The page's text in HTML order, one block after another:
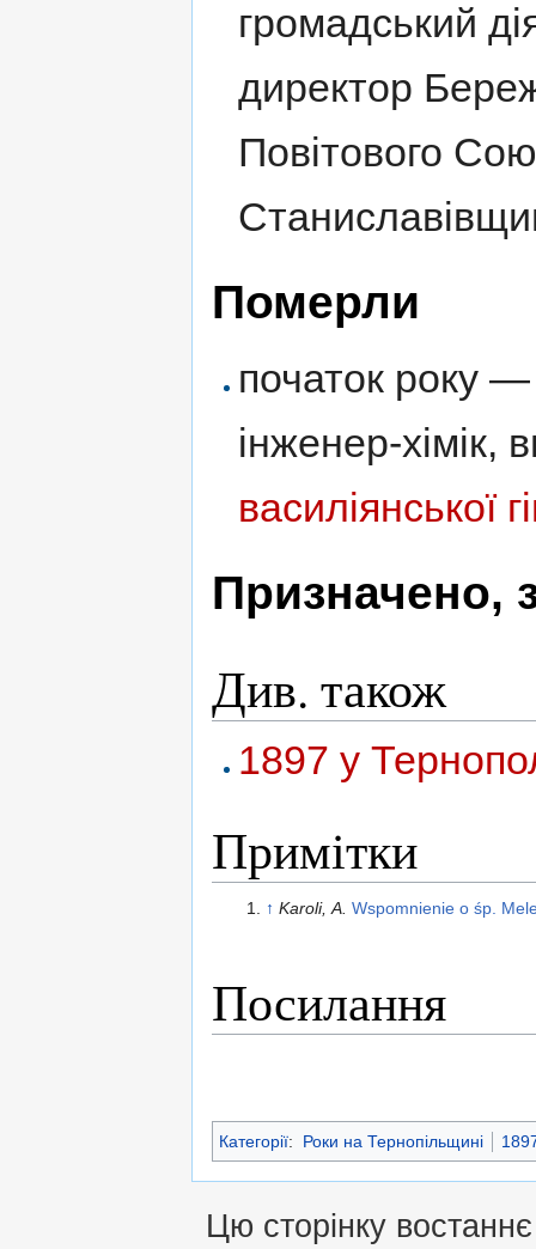
громадський
директор
Повітового
Померли
початок року
інженер-хімік,
василіянської
Призначено,
Див. також
1897 у
Примітки
↑ Karoli, A. Wspomnienie o śp.
Посилання
Категорії: Роки на Тернопільщині
Цю сторінку